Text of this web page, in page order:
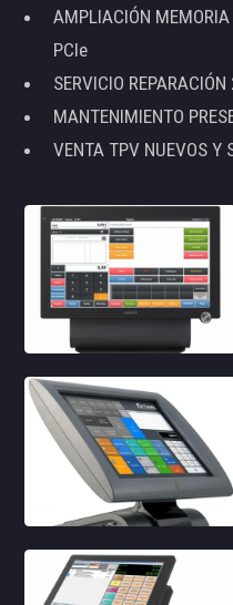
AMPLIACIÓN
PCIe
SERVICIO
MANTENIMIENTO
VENTA TPV NUEVOS Y